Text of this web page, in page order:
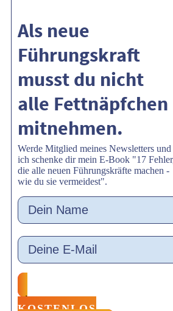
Als neue
Führungskraft
musst du nicht
alle Fettnäpfchen
mitnehmen.
Werde Mitglied meines Newsletters und
ich schenke dir mein E-Book "17
die alle neuen Führungskräfte machen -
wie du sie vermeidest".
KOSTENLOS